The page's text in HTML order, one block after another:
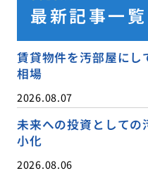
最新記事一覧
賃貸物件を汚部屋にし
相場
2026.08.07
未来への投資としての
小化
2026.08.06